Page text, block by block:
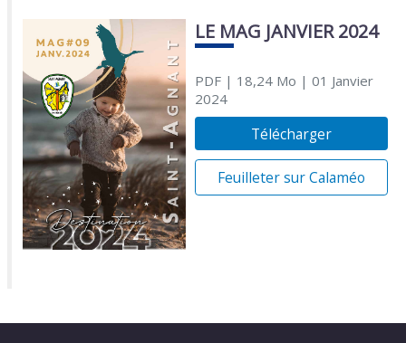
LE MAG JANVIER 2024
PDF| 18,24 Mo | 01 Janvier
2024
Télécharger
Feuilleter sur Calaméo